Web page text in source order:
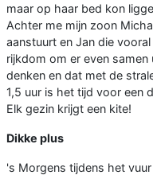
maar op haar bed kon
Achter me mijn zoon
aanstuurt en Jan die
rijkdom om er even samen
denken en dat met de
1,5 uur is het tijd voor een
Elk gezin krijgt een kite!
Dikke plus
's Morgens tijdens het